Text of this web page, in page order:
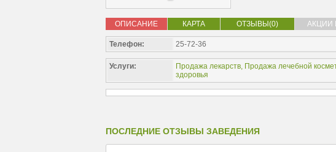
ОПИСАНИЕ КАРТА ОТЗЫВЫ(0) АКЦИИ
Телефон: 25-72-36
Услуги: Продажа лекарств, Продажа лечебной
здоровья
ПОСЛЕДНИЕ ОТЗЫВЫ ЗАВЕДЕНИЯ